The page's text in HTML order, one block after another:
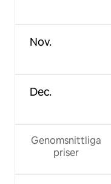
Nov.
Dec.
Genomsnittliga
priser